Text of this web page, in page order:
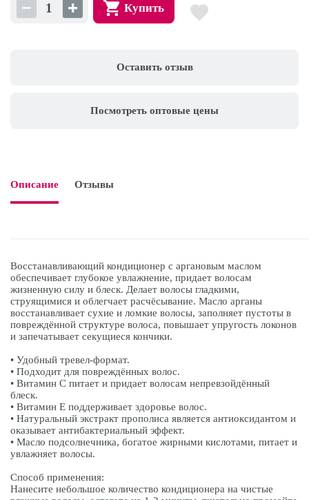
Оставить отзыв
Посмотреть оптовые цены
Купить
Описание Отзывы
Восстанавливающий кондиционер с аргановым маслом
обеспечивает глубокое увлажнение, придает волосам
жизненную силу и блеск. Делает волосы гладкими,
струящимися и облегчает расчёсывание. Масло арганы
восстанавливает сухие и ломкие волосы, заполняет пустоты в
повреждённой структуре волоса, повышает упругость локонов
и запечатывает секущиеся кончики.
• Удобный тревел-формат.
• Подходит для повреждённых волос.
• Витамин С питает и придает волосам непревзойдённый
блеск.
• Витамин Е поддерживает здоровье волос.
• Натуральный экстракт прополиса является антиоксидантом и
оказывает антибактериальный эффект.
• Масло подсолнечника, богатое жирными кислотами, питает и
увлажняет волосы.
Способ применения:
Нанесите небольшое количество кондиционера на чистые